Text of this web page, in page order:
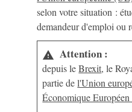
selon votre situation :
demandeur d'emploi ou
warning Attention :
depuis leBrexit, le
partie del'Union
Économique